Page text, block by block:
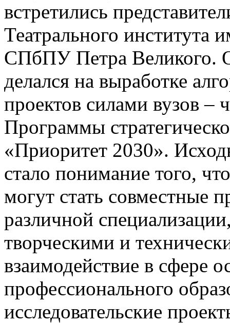
встретились
Театрального
СПбПУ Петра Великого.
делался на выработке
проектов силами вузов –
Программы
«Приоритет 2030».
стало понимание того,
могут стать совместные
различной
творческими и
взаимодействие в сфере
профессионального
исследовательские